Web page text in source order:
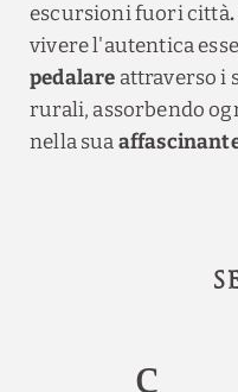
escursioni fuori città.
vivere l'autentica
pedalare attraverso i
rurali, assorbendo
nella sua